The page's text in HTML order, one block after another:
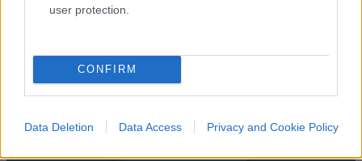
user protection.
CONFIRM
Data Deletion Data Access Privacy and Cookie Policy